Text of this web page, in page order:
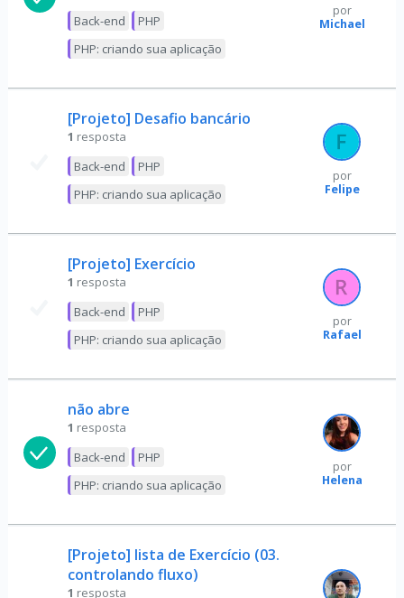
Back-end
PHP
PHP: criando sua aplicação
por
Michael
[Projeto] Desafio bancário
1 resposta
Back-end
PHP
PHP: criando sua aplicação
por
Felipe
[Projeto] Exercício
1 resposta
Back-end
PHP
PHP: criando sua aplicação
por
Rafael
não abre
1 resposta
Back-end
PHP
PHP: criando sua aplicação
por
Helena
[Projeto] lista de Exercício (03.
controlando fluxo)
1 resposta